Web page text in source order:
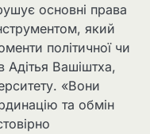
основні права
який
політичної чи
Адітья Вашіштха,
«Вони
та обмін